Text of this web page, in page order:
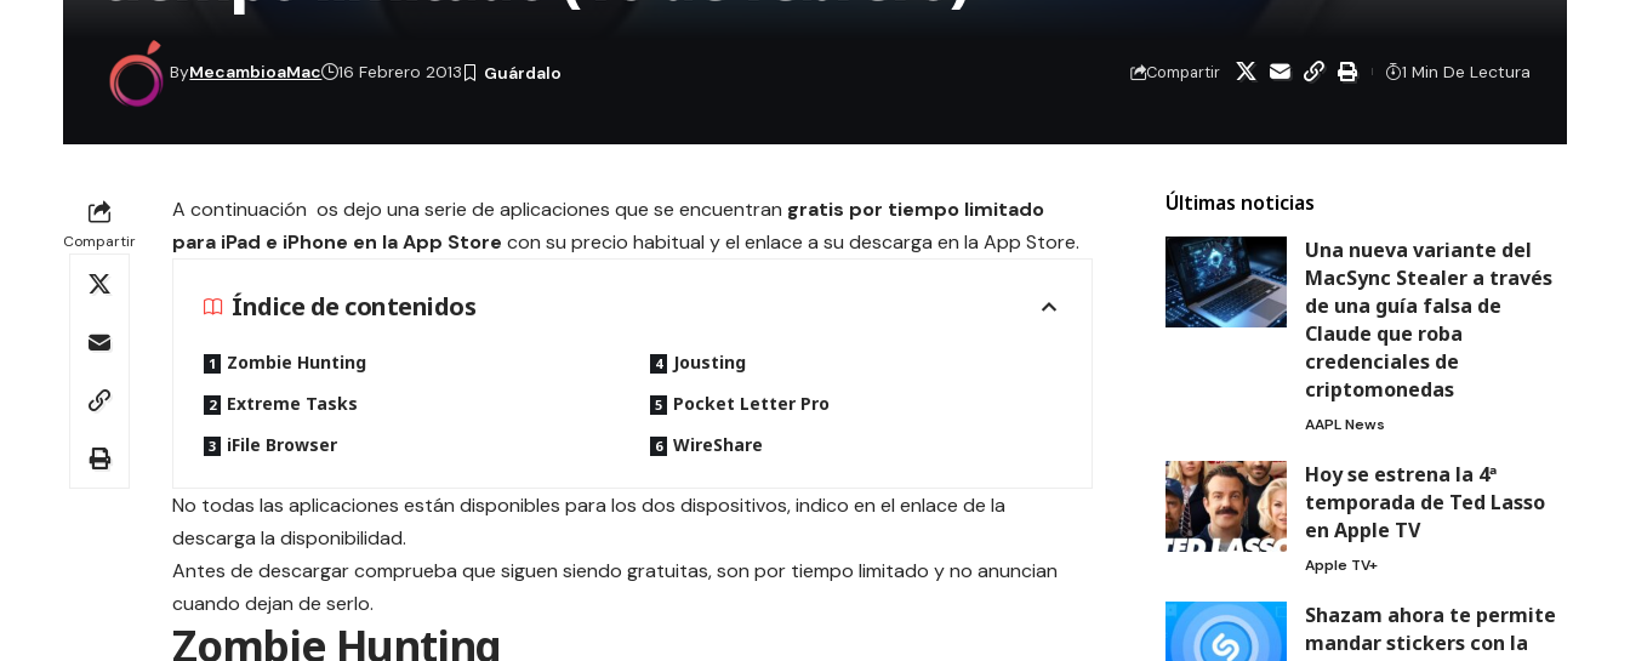
ByMecambioaMac 16 Febrero 2013 Compartir 1 Min De Lectura
Compartir
A continuación os dejo una serie de aplicaciones que se encuentran gratis por tiempo limitado
para iPad e iPhone en la App Store con su precio habitual y el enlace a su descarga en la App Store.
Índice de contenidos
Zombie Hunting
Extreme Tasks
iFile Browser
Jousting
Pocket Letter Pro
WireShare
No todas las aplicaciones están disponibles para los dos dispositivos, indico en el enlace de la
descarga la disponibilidad.
Antes de descargar comprueba que siguen siendo gratuitas, son por tiempo limitado y no anuncian
cuando dejan de serlo.
Zombie Hunting
Últimas noticias
Una nueva variante del
MacSync Stealer a través
de una guía falsa de
Claude que roba
credenciales de
criptomonedas
AAPL News
Hoy se estrena la 4ª
temporada de Ted Lasso
en Apple TV
Apple TV+
Shazam ahora te permite
mandar stickers con la